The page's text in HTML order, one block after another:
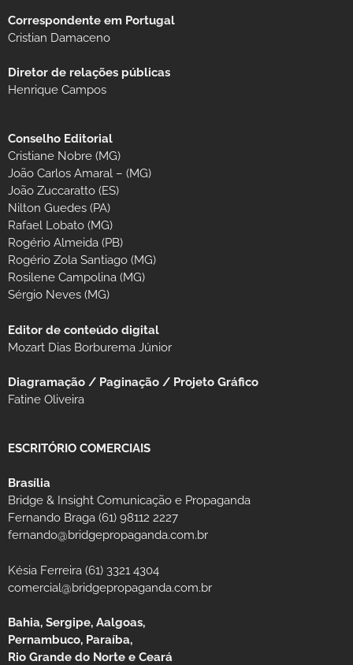
Correspondente em Portugal
Cristian Damaceno
Diretor de relações públicas
Henrique Campos
Conselho Editorial
Cristiane Nobre (MG)
João Carlos Amaral – (MG)
João Zuccaratto (ES)
Nilton Guedes (PA)
Rafael Lobato (MG)
Rogério Almeida (PB)
Rogério Zola Santiago (MG)
Rosilene Campolina (MG)
Sérgio Neves (MG)
Editor de conteúdo digital
Mozart Dias Borburema Júnior
Diagramação / Paginação / Projeto Gráfico
Fatine Oliveira
ESCRITÓRIO COMERCIAIS
Brasília
Bridge & Insight Comunicação e Propaganda
Fernando Braga (61) 98112 2227
fernando@bridgepropaganda.com.br
Késia Ferreira (61) 3321 4304
comercial@bridgepropaganda.com.br
Bahia, Sergipe, Aalgoas,
Pernambuco, Paraíba,
Rio Grande do Norte e Ceará